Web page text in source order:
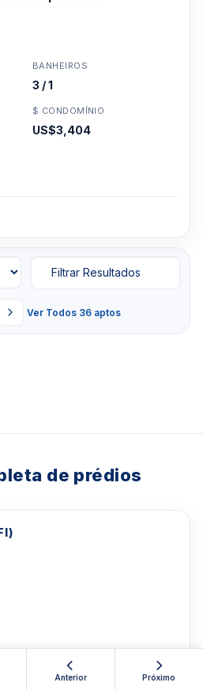
BANHEIROS
3 / 1
$ CONDOMÍNIO
US$3,404
Ver Todos 36 aptos
Filtrar Resultados
Anterior Próximo
de prédios